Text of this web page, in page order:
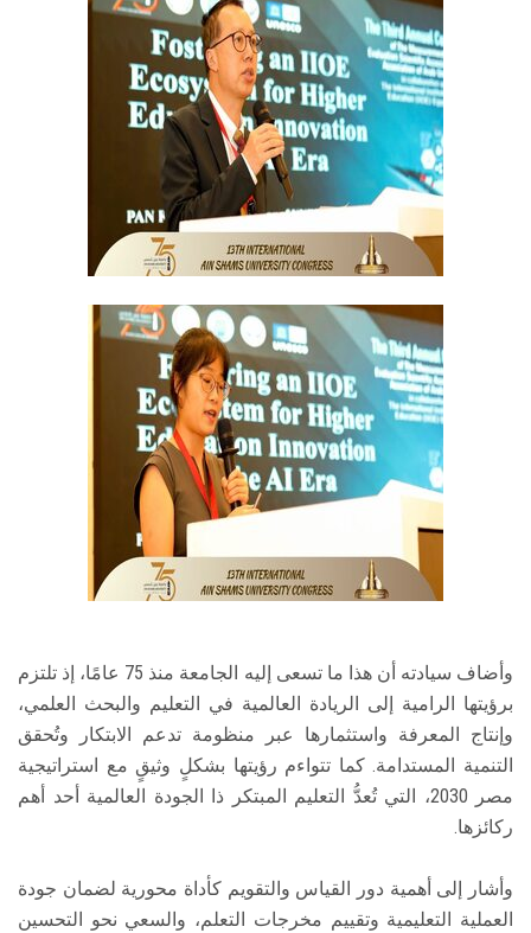
وأضاف سيادته أن هذا ما تسعى إليه الجامعة منذ 75 عامًا، إذ تلتزم
برؤيتها الرامية إلى الريادة العالمية في التعليم والبحث العلمي،
وإنتاج المعرفة واستثمارها عبر منظومة تدعم الابتكار وتُحقق
التنمية المستدامة. كما تتواءم رؤيتها بشكلٍ وثيقٍ مع استراتيجية
مصر 2030، التي تُعدُّ التعليم المبتكر ذا الجودة العالمية أحد أهم
ركائزها.
وأشار إلى أهمية دور القياس والتقويم كأداة محورية لضمان جودة
العملية التعليمية وتقييم مخرجات التعلم، والسعي نحو التحسين